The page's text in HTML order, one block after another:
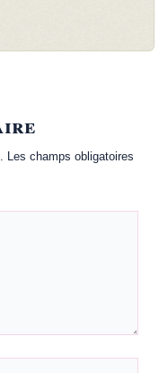
Les champs obligatoires